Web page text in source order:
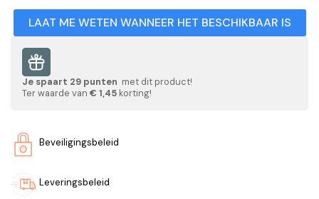
LAAT ME WETEN WANNEER HET BESCHIKBAAR IS
Je spaart 29 punten met dit product!
Ter waarde van € 1,45 korting!
Beveiligingsbeleid
Leveringsbeleid